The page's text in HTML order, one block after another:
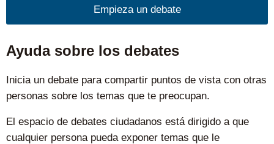
Empieza un debate
Ayuda sobre los debates
Inicia un debate para compartir puntos de vista con otras
personas sobre los temas que te preocupan.
El espacio de debates ciudadanos está dirigido a que
cualquier persona pueda exponer temas que le